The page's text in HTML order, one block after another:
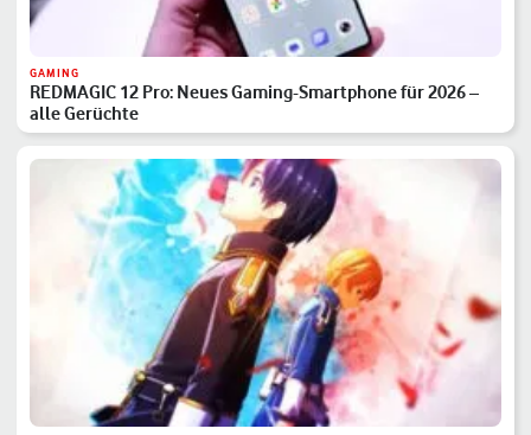
GAMING
REDMAGIC 12 Pro: Neues Gaming-Smartphone für 2026 –
alle Gerüchte